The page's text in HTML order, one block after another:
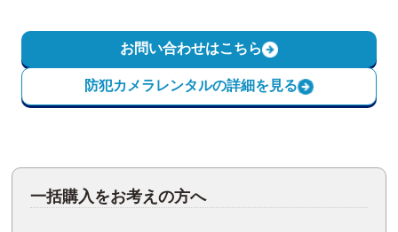
お問い合わせはこちら
防犯カメラレンタルの詳細を見る
一括購入をお考えの方へ